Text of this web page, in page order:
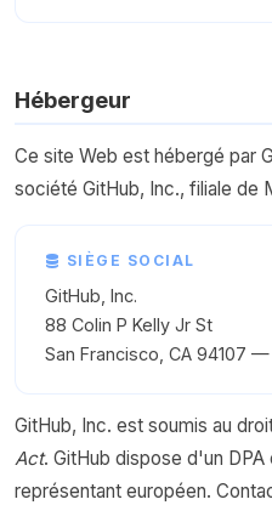
Hébergeur
Ce site Web est hébergé par
société GitHub, Inc., filiale de
SIÈGE SOCIAL
GitHub, Inc.
88 Colin P Kelly Jr St
San Francisco, CA 94107 —
GitHub, Inc. est soumis au
Act. GitHub dispose d'un
représentant européen.